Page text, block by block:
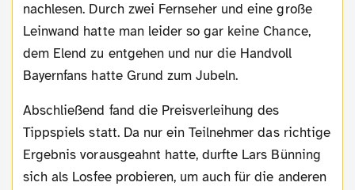
nachlesen. Durch zwei Fernseher und eine große
Leinwand hatte man leider so gar keine Chance,
dem Elend zu entgehen und nur die Handvoll
Bayernfans hatte Grund zum Jubeln.
Abschließend fand die Preisverleihung des
Tippspiels statt. Da nur ein Teilnehmer das richtige
Ergebnis vorausgeahnt hatte, durfte Lars Bünning
sich als Losfee probieren, um auch für die anderen